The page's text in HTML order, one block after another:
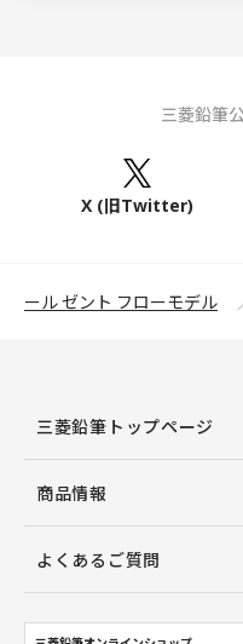
三菱鉛筆
X (旧Twitter)
ボール ゼント フローモデル
三菱鉛筆トップページ
商品情報
よくあるご質問